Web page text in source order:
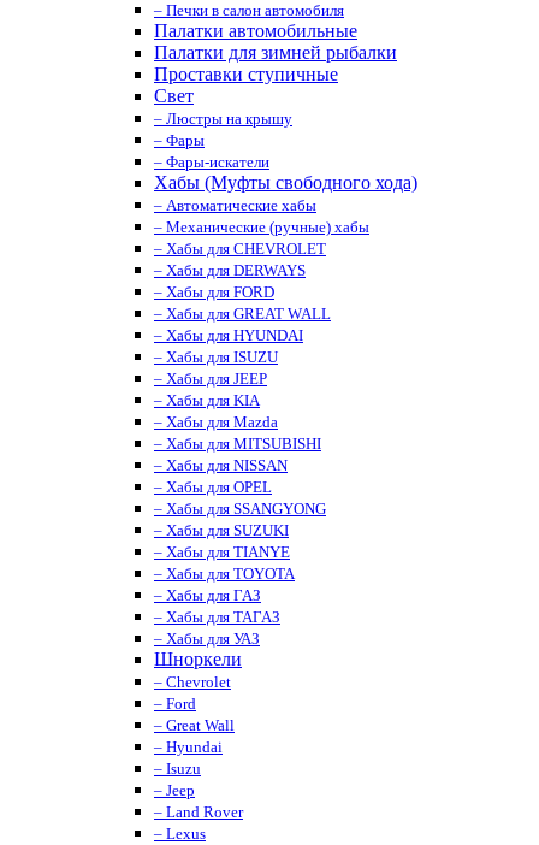
– Печки в салон автомобиля
Палатки автомобильные
Палатки для зимней рыбалки
Проставки ступичные
Свет
– Люстры на крышу
– Фары
– Фары-искатели
Хабы (Муфты свободного хода)
– Автоматические хабы
– Механические (ручные) хабы
– Хабы для CHEVROLET
– Хабы для DERWAYS
– Хабы для FORD
– Хабы для GREAT WALL
– Хабы для HYUNDAI
– Хабы для ISUZU
– Хабы для JEEP
– Хабы для KIA
– Хабы для Mazda
– Хабы для MITSUBISHI
– Хабы для NISSAN
– Хабы для OPEL
– Хабы для SSANGYONG
– Хабы для SUZUKI
– Хабы для TIANYE
– Хабы для TOYOTA
– Хабы для ГАЗ
– Хабы для ТАГАЗ
– Хабы для УАЗ
Шноркели
– Chevrolet
– Ford
– Great Wall
– Hyundai
– Isuzu
– Jeep
– Land Rover
– Lexus